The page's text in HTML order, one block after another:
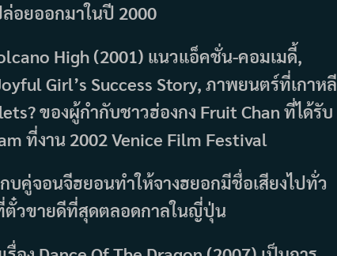
อยออกมาในปี 2000
High (2001) แนวแอ็คชั่น-คอมเมดี้,
Girl’s Success Story, ภาพยนตร์ที่เกาหลี
ของผู้กำกับชาวฮ่องกง Fruit Chan ที่ได้รับ
ที่งาน 2002 Venice Film Festival
บคู่จอนจีฮยอนทำให้จางฮยอกมีชื่อเสียงไปทั่ว
ตั๋วขายดีที่สุดตลอดกาลในญี่ปุ่น